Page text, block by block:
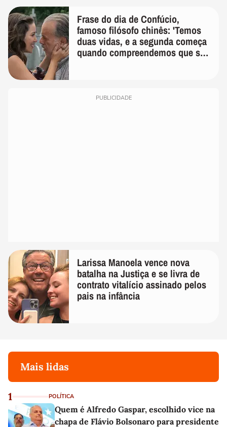
Frase do dia de Confúcio,
famoso filósofo chinês: 'Temos
duas vidas, e a segunda começa
quando compreendemos que só
PUBLICIDADE
Larissa Manoela vence nova
batalha na Justiça e se livra de
contrato vitalício assinado pelos
pais na infância
Mais lidas
1 POLÍTICA
Quem é Alfredo Gaspar, escolhido vice na
chapa de Flávio Bolsonaro para presidente